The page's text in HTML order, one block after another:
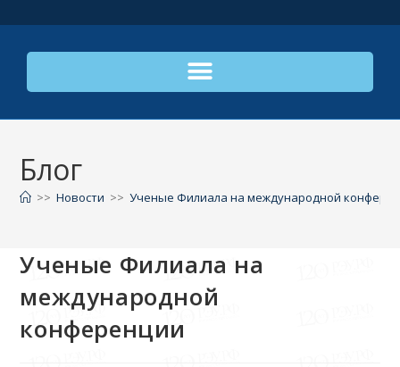
Блог
>> Новости >> Ученые Филиала на международной
Ученые Филиала на
международной
конференции